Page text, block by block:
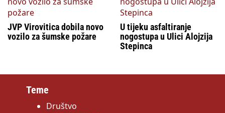
JVP Virovitica dobila novo
vozilo za šumske požare
U tijeku asfaltiranje
nogostupa u Ulici Alojzija
Stepinca
Teme
Društvo